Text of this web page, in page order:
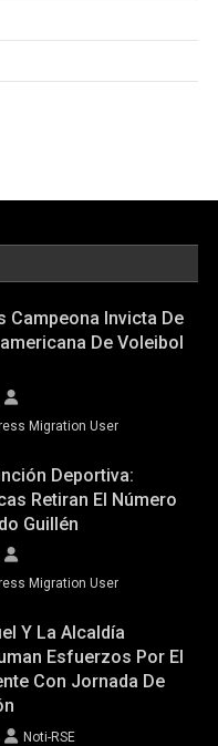
Campeona Invicta De
De Voleibol
Migration User
Deportiva:
Retiran El Número
Guillén
Migration User
Y La Alcaldía
Esfuerzos Por El
Con Jornada De
Noti-RSE